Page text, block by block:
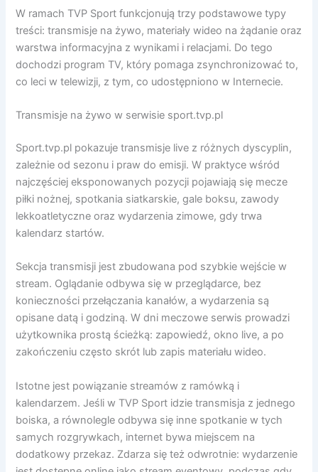
W ramach TVP Sport funkcjonują trzy podstawowe typy
treści: transmisje na żywo, materiały wideo na żądanie oraz
warstwa informacyjna z wynikami i relacjami. Do tego
dochodzi program TV, który pomaga zsynchronizować to,
co leci w telewizji, z tym, co udostępniono w Internecie.
Transmisje na żywo w serwisie sport.tvp.pl
Sport.tvp.pl pokazuje transmisje live z różnych dyscyplin,
zależnie od sezonu i praw do emisji. W praktyce wśród
najczęściej eksponowanych pozycji pojawiają się mecze
piłki nożnej, spotkania siatkarskie, gale boksu, zawody
lekkoatletyczne oraz wydarzenia zimowe, gdy trwa
kalendarz startów.
Sekcja transmisji jest zbudowana pod szybkie wejście w
stream. Oglądanie odbywa się w przeglądarce, bez
konieczności przełączania kanałów, a wydarzenia są
opisane datą i godziną. W dni meczowe serwis prowadzi
użytkownika prostą ścieżką: zapowiedź, okno live, a po
zakończeniu często skrót lub zapis materiału wideo.
Istotne jest powiązanie streamów z ramówką i
kalendarzem. Jeśli w TVP Sport idzie transmisja z jednego
boiska, a równolegle odbywa się inne spotkanie w tych
samych rozgrywkach, internet bywa miejscem na
dodatkowy przekaz. Zdarza się też odwrotnie: wydarzenie